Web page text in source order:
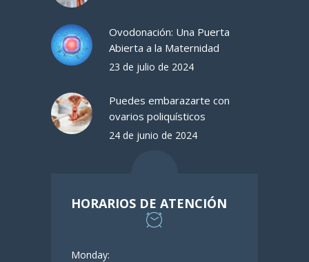
Ovodonación: Una Puerta
Abierta a la Maternidad
23 de julio de 2024
Puedes embarazarte con
ovarios poliquísticos
24 de junio de 2024
HORARIOS DE ATENCIÓN
Monday: